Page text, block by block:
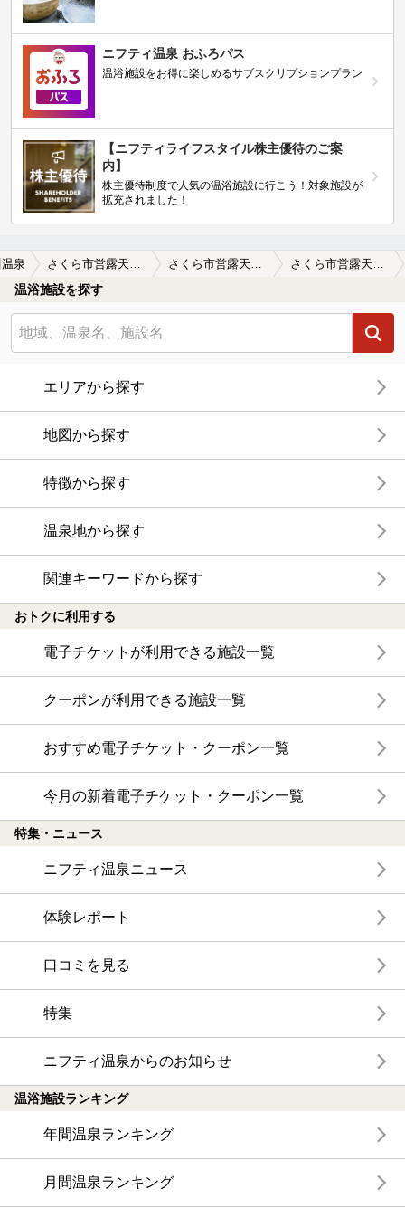
ニフティ温泉 おふろパス
温浴施設をお得に楽しめるサブスクリプションプラン
【ニフティライフスタイル株主優待のご案
内】
株主優待制度で人気の温浴施設に行こう！対象施設が
拡充されました！
泉 さくら市営露天風呂（第2温泉浴場） さくら市営露天風呂（第2温泉浴場）の口コミ一覧 さくら市営露天風呂（第2温泉浴場）の口コミ お湯を楽しむって感じの施設です。早
温浴施設を探す
エリアから探す
地図から探す
特徴から探す
温泉地から探す
関連キーワードから探す
おトクに利用する
電子チケットが利用できる施設一覧
クーポンが利用できる施設一覧
おすすめ電子チケット・クーポン一覧
今月の新着電子チケット・クーポン一覧
特集・ニュース
ニフティ温泉ニュース
体験レポート
口コミを見る
特集
ニフティ温泉からのお知らせ
温浴施設ランキング
年間温泉ランキング
月間温泉ランキング